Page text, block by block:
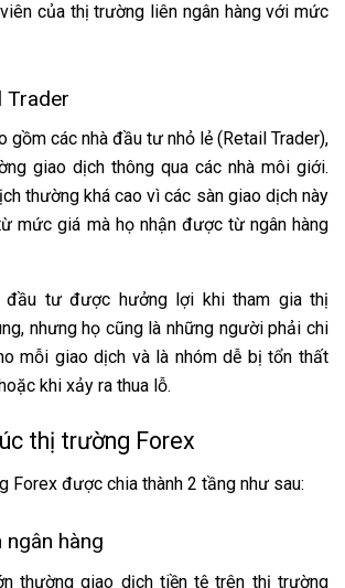
của thị trường liên ngân hàng với mức
Trader
gồm các nhà đầu tư nhỏ lẻ (Retail Trader),
giao dịch thông qua các nhà môi giới.
thường khá cao vì các sàn giao dịch này
mức giá mà họ nhận được từ ngân hàng
đầu tư được hưởng lợi khi tham gia thị
nhưng họ cũng là những người phải chi
mỗi giao dịch và là nhóm dễ bị tổn thất
khi xảy ra thua lỗ.
thị trường Forex
Forex được chia thành 2 tầng như sau:
hàng
thường giao dịch tiền tệ trên thị trường